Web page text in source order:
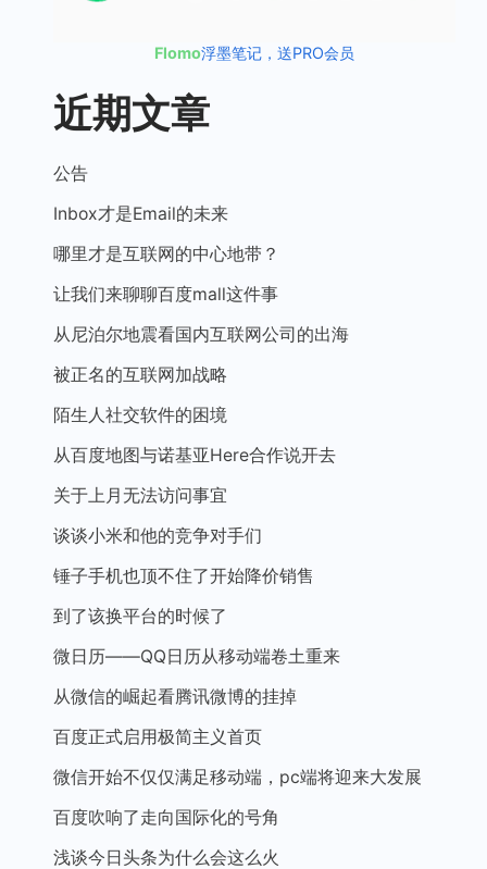
Flomo浮墨笔记，送PRO会员
近期文章
公告
Inbox才是Email的未来
哪里才是互联网的中心地带？
让我们来聊聊百度mall这件事
从尼泊尔地震看国内互联网公司的出海
被正名的互联网加战略
陌生人社交软件的困境
从百度地图与诺基亚Here合作说开去
关于上月无法访问事宜
谈谈小米和他的竞争对手们
锤子手机也顶不住了开始降价销售
到了该换平台的时候了
微日历——QQ日历从移动端卷土重来
从微信的崛起看腾讯微博的挂掉
百度正式启用极简主义首页
微信开始不仅仅满足移动端，pc端将迎来大发展
百度吹响了走向国际化的号角
浅谈今日头条为什么会这么火